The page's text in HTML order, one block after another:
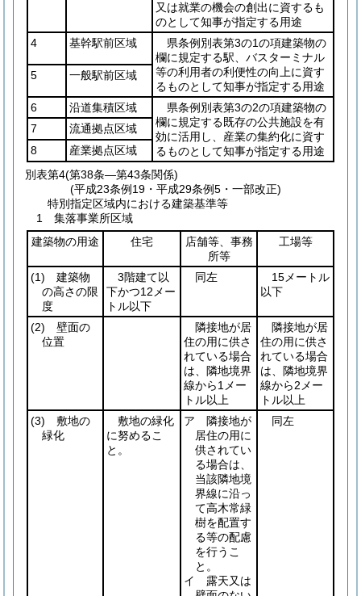
又は就業の機会の創出に資するも
のとして知事が指定する用途
4
基幹駅前区域
県条例別表第3の1の項建築物の
欄に規定する駅、バスターミナル
等の利用者の利便性の向上に資す
るものとして知事が指定する用途
5 一般駅前区域
6 沿道集積区域
県条例別表第3の2の項建築物の
欄に規定する既存の公共施設を有
効に活用し、産業の集約化に資す
るものとして知事が指定する用途
7
流通拠点区域
8
産業拠点区域
別表第4(第38条―第43条関係)
(平成23条例19・平成29条例5・一部改正)
特別指定区域内における建築基準等
1 集落事業所区域
建築物の用途
住宅
店舗等、事務
所等
工場等
(1) 建築物
の高さの限
度
3階建て以
下かつ12メー
トル以下
同左
15メートル
以下
(2) 壁面の
位置
隣接地が居
住の用に供さ
れている場合
は、隣地境界
線から1メー
トル以上
隣接地が居
住の用に供さ
れている場合
は、隣地境界
線から2メー
トル以上
(3) 敷地の
緑化
敷地の緑化
に努めるこ
と。
ア 隣接地が
居住の用に
供されてい
る場合は、
当該隣地境
界線に沿っ
て高木常緑
樹を配置す
る等の配慮
を行うこ
と。
イ 露天又は
同左